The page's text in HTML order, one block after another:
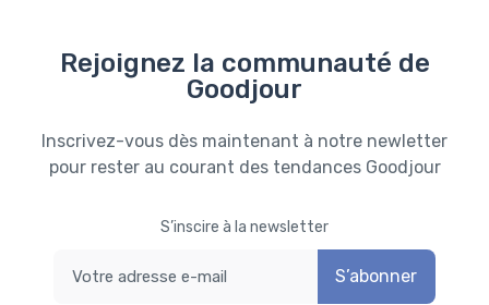
Rejoignez la communauté de
Goodjour
Inscrivez-vous dès maintenant à notre newletter
pour rester au courant des tendances Goodjour
S’inscire à la newsletter
S’abonner